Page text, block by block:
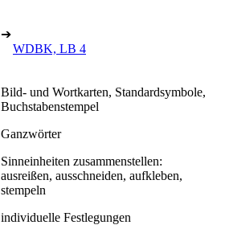
➔
WDBK, LB 4
Bild- und Wortkarten, Standardsymbole,
Buchstabenstempel
Ganzwörter
Sinneinheiten zusammenstellen:
ausreißen, ausschneiden, aufkleben,
stempeln
individuelle Festlegungen